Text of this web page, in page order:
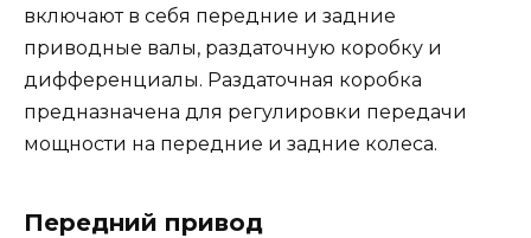
включают в себя передние и задние
приводные валы, раздаточную коробку и
дифференциалы. Раздаточная коробка
предназначена для регулировки передачи
мощности на передние и задние колеса.
Передний привод